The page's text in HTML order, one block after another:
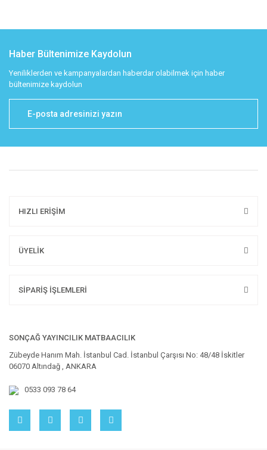
Haber Bültenimize Kaydolun
Yeniliklerden ve kampanyalardan haberdar olabilmek için haber
bültenimize kaydolun
HIZLI ERİŞİM
ÜYELİK
SİPARİŞ İŞLEMLERİ
SONÇAĞ YAYINCILIK MATBAACILIK
Zübeyde Hanım Mah. İstanbul Cad. İstanbul Çarşısı No: 48/48 İskitler
06070 Altındağ , ANKARA
0533 093 78 64